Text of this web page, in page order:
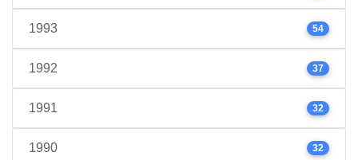
1993 54
1992 37
1991 32
1990 32